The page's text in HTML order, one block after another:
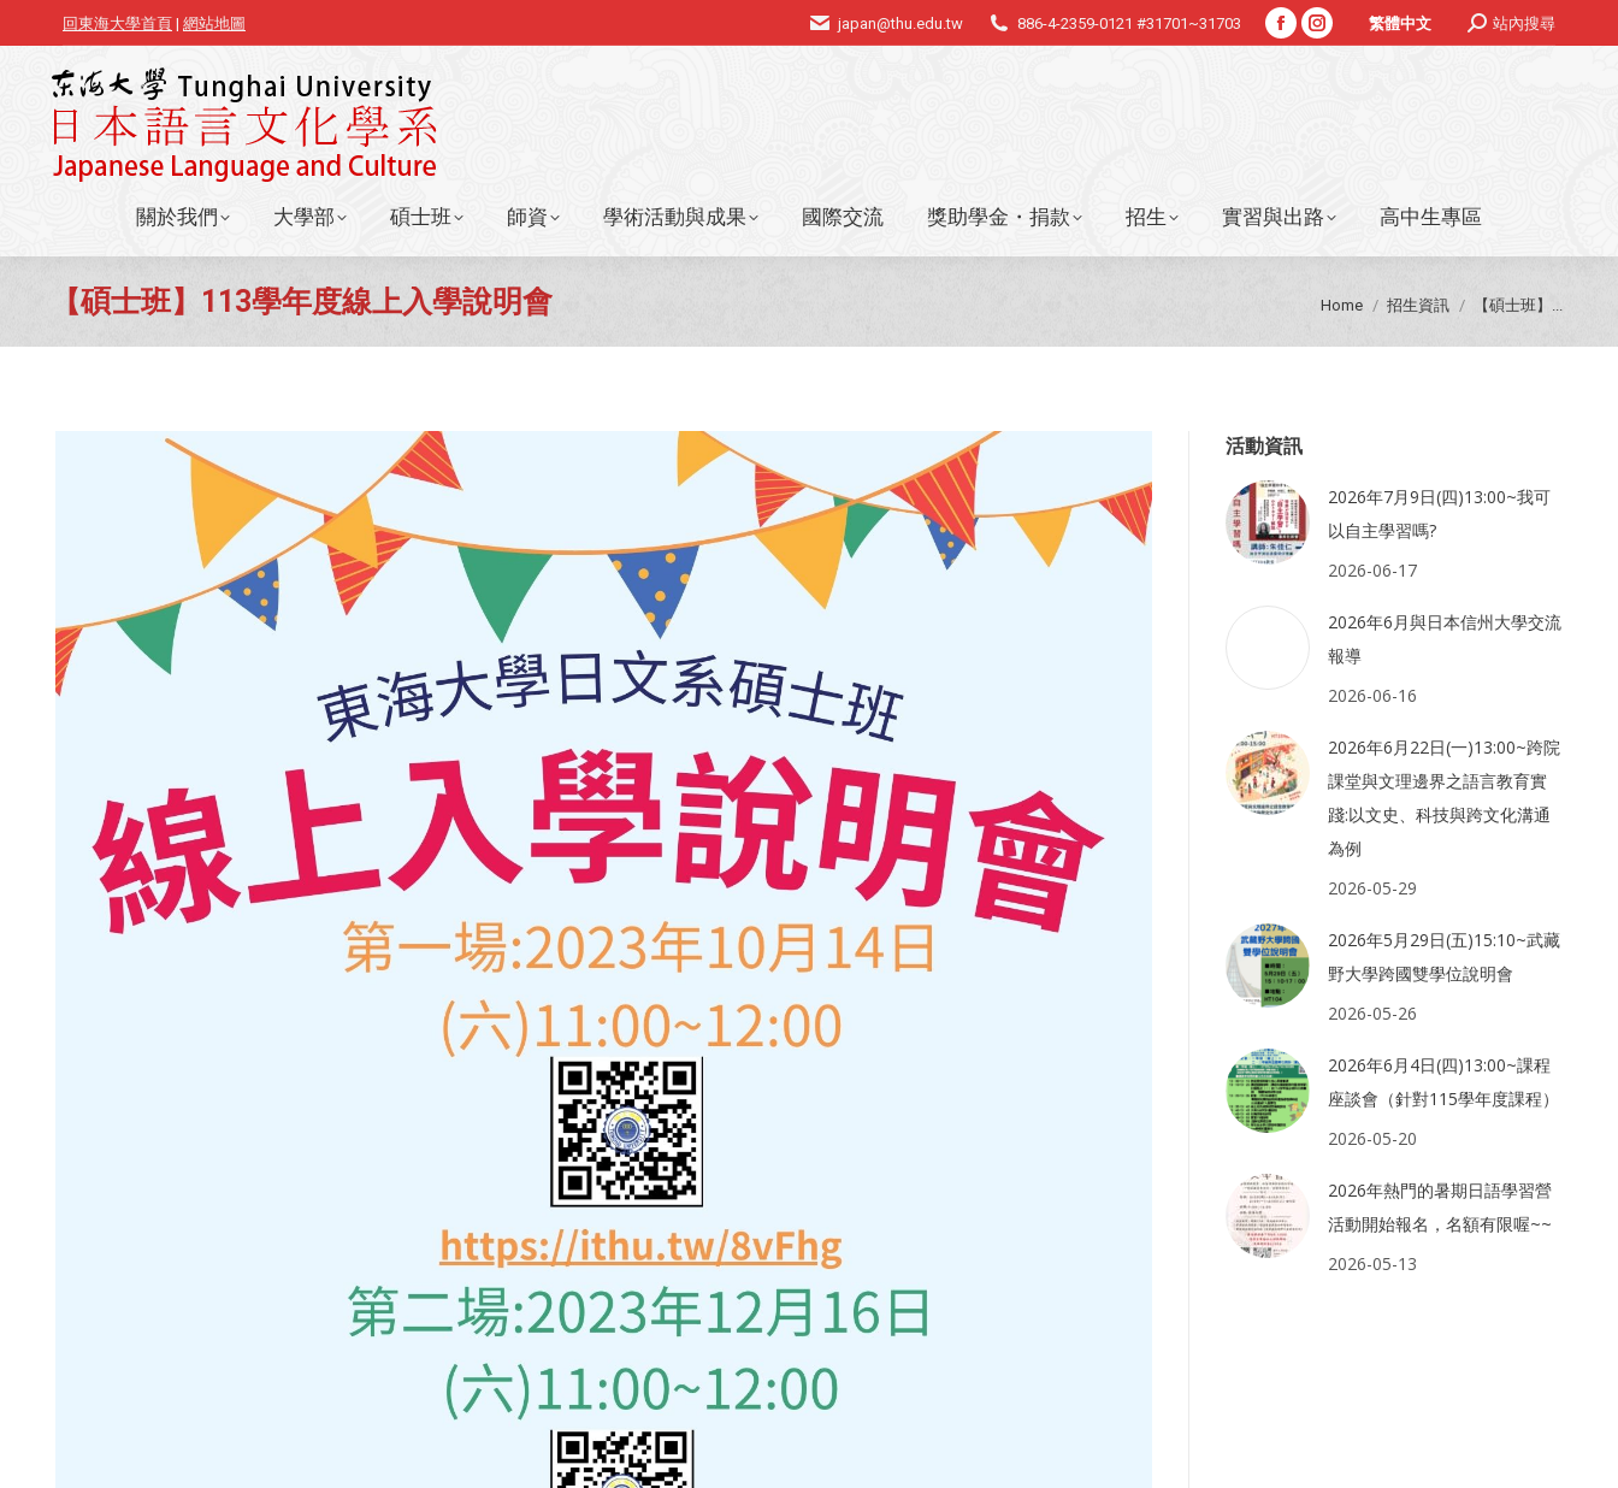
回東海大學首頁 | 網站地圖 japan@thu.edu.tw 886-4-2359-0121 #31701~31703
FacebookInstagram
繁體中文 Search:站內搜尋
關於我們 大學部 碩士班 師資 學術活動與成果 國際交流 獎助學金・捐款 招生 實習與出路 高中生專區
【碩士班】113學年度線上入學說明會 You are here:
Home 招生資訊 【碩士班】...
活動資訊
2026年7月9日(四)13:00~我可
以自主學習嗎?
2026-06-17
2026年6月與日本信州大學交流
報導
2026-06-16
2026年6月22日(一)13:00~跨院
課堂與文理邊界之語言教育實
踐:以文史、科技與跨文化溝通
為例
2026-05-29
2026年5月29日(五)15:10~武藏
野大學跨國雙學位說明會
2026-05-26
2026年6月4日(四)13:00~課程
座談會（針對115學年度課程）
2026-05-20
2026年熱門的暑期日語學習營
活動開始報名，名額有限喔~~
2026-05-13
關於我們 大學部 碩士班 師資 學術活動與成果 國際交流 獎助學金・捐款 招生 實習與出路 高中生專區